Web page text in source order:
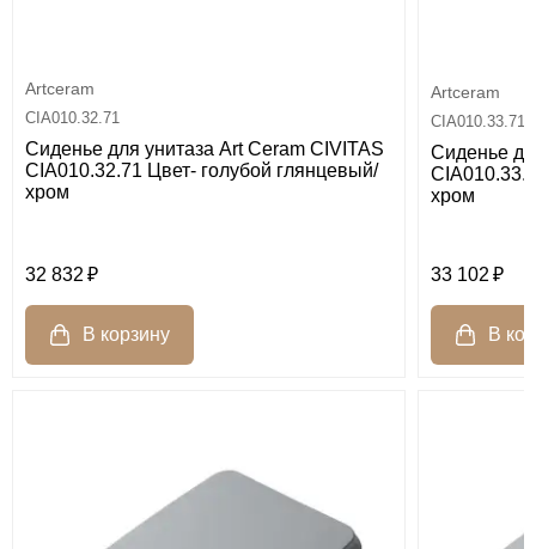
Artceram
CIA010.32.71
Сиденье для унитаза Art Ceram CIVITAS
CIA010.32.71 Цвет- голубой глянцевый/
хром
32 832
Artceram
CIA010.33.71
Сиденье
хром
33 102